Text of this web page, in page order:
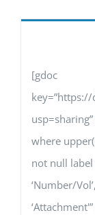
[gdoc
where
not null label
‘Number/Vol’,